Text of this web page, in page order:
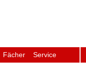
Fächer
Service